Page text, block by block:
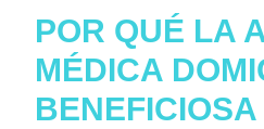
POR QUÉ LA
MÉDICA